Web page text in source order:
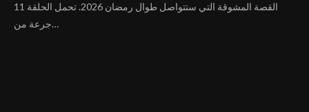
القصة المشوقة التي ستتواصل طوال رمضان 2026. تحمل الحلقة 11
جرعة من…